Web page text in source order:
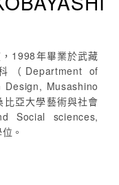
1998年畢業於武藏
Department of
Musashino
亞大學藝術與社會
Social sciences,
。